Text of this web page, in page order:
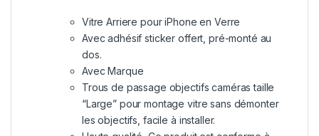
Vitre Arriere pour iPhone en Verre
Avec adhésif sticker offert, pré-monté au
dos.
Avec Marque
Trous de passage objectifs caméras taille
“Large” pour montage vitre sans démonter
les objectifs, facile à installer.